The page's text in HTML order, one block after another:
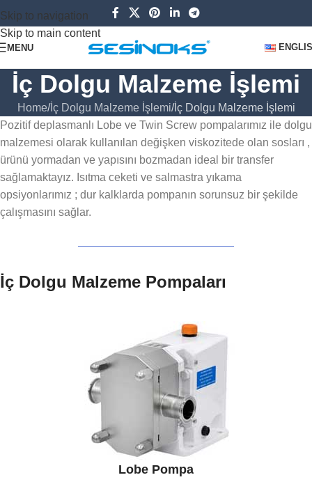
Skip to navigation
Skip to main content
MENU
İç Dolgu Malzeme İşlemi
Home İç Dolgu Malzeme İşlemi İç Dolgu Malzeme İşlemi
Pozitif deplasmanlı Lobe ve Twin Screw pompalarımız ile dolgu
malzemesi olarak kullanılan değişken viskozitede olan sosları ,
ürünü yormadan ve yapısını bozmadan ideal bir transfer
sağlamaktayız. Isıtma ceketi ve salmastra yıkama
opsiyonlarımız ; dur kalklarda pompanın sorunsuz bir şekilde
çalışmasını sağlar.
İç Dolgu Malzeme Pompaları
Lobe Pompa